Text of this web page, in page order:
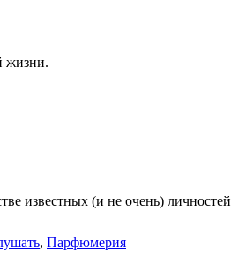
жизни.
известных (и не очень) личностей
, Парфюмерия